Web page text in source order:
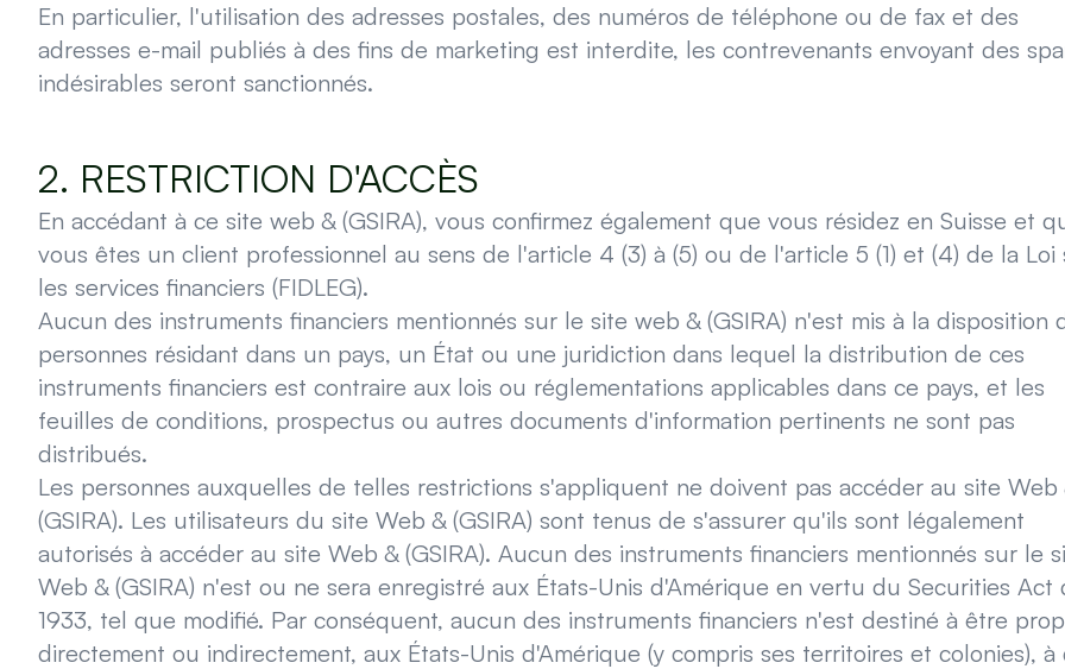
En particulier, l'utilisation des adresses postales, des numéros de téléphone ou de fax et des
adresses e-mail publiés à des fins de marketing est interdite, les contrevenants envoyant des
indésirables seront sanctionnés.
2. RESTRICTION D'ACCÈS
En accédant à ce site web & (GSIRA), vous confirmez également que vous résidez en Suisse et
vous êtes un client professionnel au sens de l'article 4 (3) à (5) ou de l'article 5 (1) et (4) de la Loi
les services financiers (FIDLEG).
Aucun des instruments financiers mentionnés sur le site web & (GSIRA) n'est mis à la disposition
personnes résidant dans un pays, un État ou une juridiction dans lequel la distribution de ces
instruments financiers est contraire aux lois ou réglementations applicables dans ce pays, et les
feuilles de conditions, prospectus ou autres documents d'information pertinents ne sont pas
distribués.
Les personnes auxquelles de telles restrictions s'appliquent ne doivent pas accéder au site Web
(GSIRA). Les utilisateurs du site Web & (GSIRA) sont tenus de s'assurer qu'ils sont légalement
autorisés à accéder au site Web & (GSIRA). Aucun des instruments financiers mentionnés sur le
Web & (GSIRA) n'est ou ne sera enregistré aux États-Unis d'Amérique en vertu du Securities Act
1933, tel que modifié. Par conséquent, aucun des instruments financiers n'est destiné à être
directement ou indirectement, aux États-Unis d'Amérique (y compris ses territoires et colonies), à